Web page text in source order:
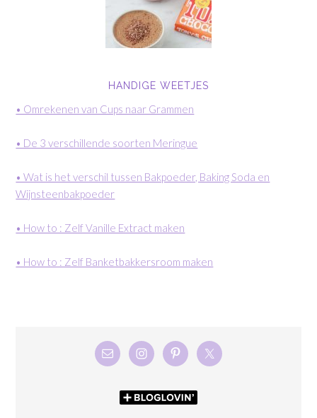
HANDIGE WEETJES
• Omrekenen van Cups naar Grammen
• De 3 verschillende soorten Meringue
• Wat is het verschil tussen Bakpoeder, Baking Soda en
Wijnsteenbakpoeder
• How to : Zelf Vanille Extract maken
• How to : Zelf Banketbakkersroom maken